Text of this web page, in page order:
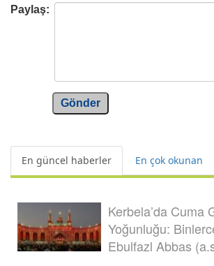
Paylaş:
Gönder
En güncel haberler En çok okunan
Kerbela’da Cuma
Yoğunluğu:
Ebulfazl Abbas